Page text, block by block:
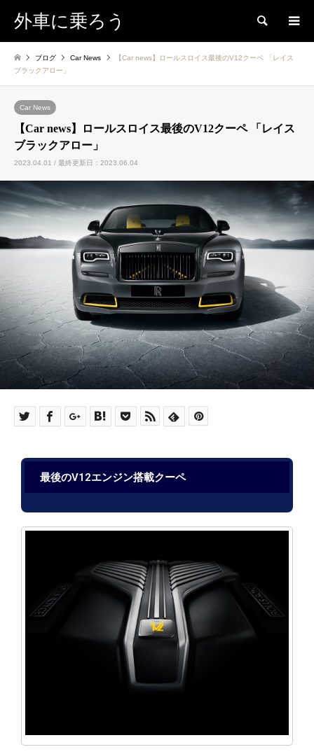
外車に乗ろう 検索
ブログ Car News
【Car news】ロールスロイス最後のV12クーペ 「レイス
ブラックアロー」
Car News
【Car news】ロールスロイス最後のV12クーペ 「レイス
ブラックアロー」
2023.04.01 / 最終更新日：2023.06.04
最後のV12エンジン搭載クーペ